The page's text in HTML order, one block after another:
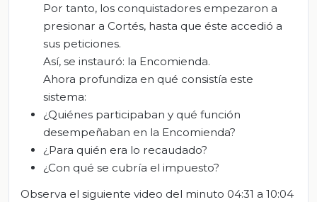
Por tanto, los conquistadores empezaron a
presionar a Cortés, hasta que éste accedió a
sus peticiones.
Así, se instauró: la Encomienda.
Ahora profundiza en qué consistía este
sistema:
¿Quiénes participaban y qué función
desempeñaban en la Encomienda?
¿Para quién era lo recaudado?
¿Con qué se cubría el impuesto?
Observa el siguiente video del minuto 04:31 a 10:04